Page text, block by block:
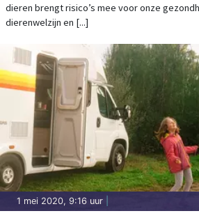
dieren brengt risico’s mee voor onze
dierenwelzijn en [...]
1 mei 2020, 9:16 uur